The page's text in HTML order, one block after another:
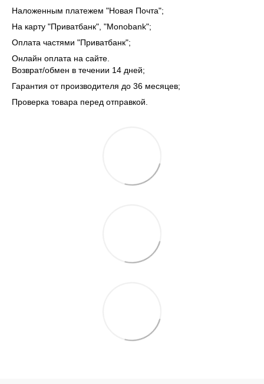
Наложенным платежем "Новая Почта";
На карту "Приватбанк", "Monobank";
Оплата частями "Приватбанк";
Онлайн оплата на сайте.
Возврат/обмен в течении 14 дней;
Гарантия от производителя до 36 месяцев;
Проверка товара перед отправкой.